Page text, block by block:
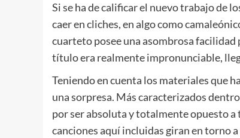
Si se ha de calificar el nuevo trabajo de
caer en cliches, en algo como
cuarteto posee una asombrosa facilidad
título era realmente impronunciable,
Teniendo en cuenta los materiales que
una sorpresa. Más caracterizados
por ser absoluta y totalmente opuesto
canciones aquí incluidas giran en torno